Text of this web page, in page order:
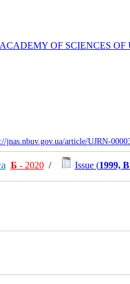
OF SCIENCES
jnas.nbuv.gov.ua/article/UJRN-
Б - 2020/ Issue (1999,